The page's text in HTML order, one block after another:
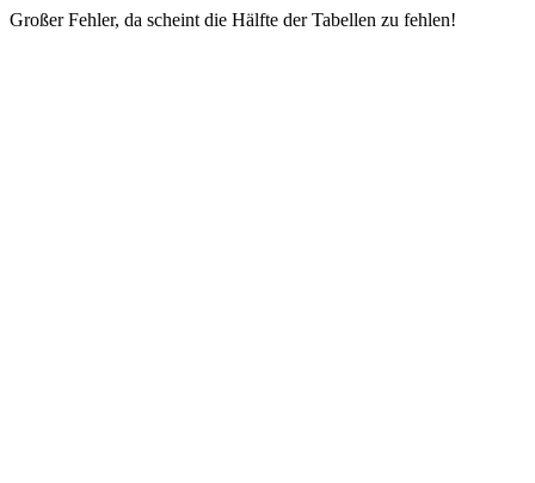
Großer Fehler, da scheint die Hälfte der Tabellen zu fehlen!